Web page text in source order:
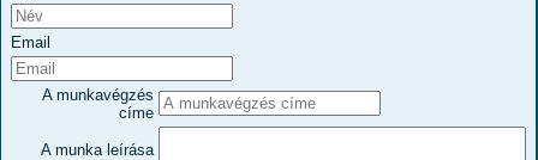
Email
A munkavégzés
címe
A munka leírása